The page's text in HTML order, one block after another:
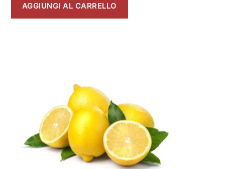
AGGIUNGI AL CARRELLO